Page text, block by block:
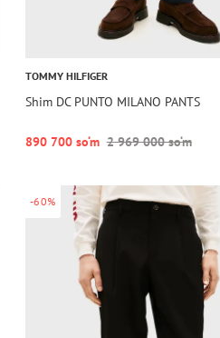
TOMMY HILFIGER
Shim DC PUNTO MILANO PANTS
890 700 so‘m 2 969 000 so‘m
-60%